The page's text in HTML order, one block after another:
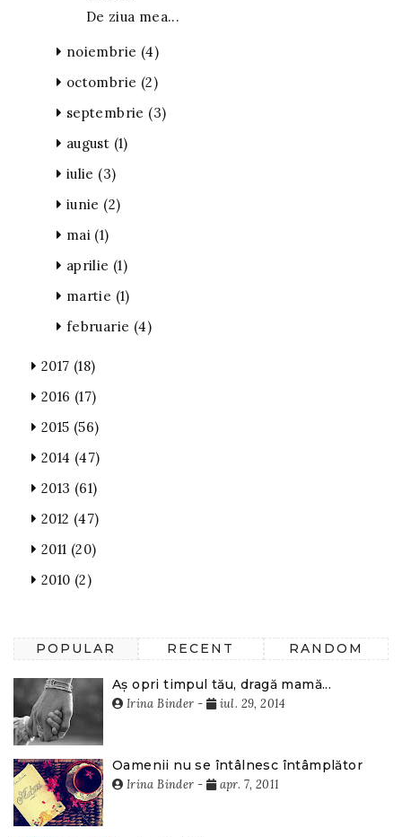
De ziua mea...
noiembrie (4)
octombrie (2)
septembrie (3)
august (1)
iulie (3)
iunie (2)
mai (1)
aprilie (1)
martie (1)
februarie (4)
2017 (18)
2016 (17)
2015 (56)
2014 (47)
2013 (61)
2012 (47)
2011 (20)
2010 (2)
POPULAR RECENT RANDOM
Aș opri timpul tău, dragă mamă...
Irina Binder - iul. 29, 2014
Oamenii nu se întâlnesc întâmplător
Irina Binder - apr. 7, 2011